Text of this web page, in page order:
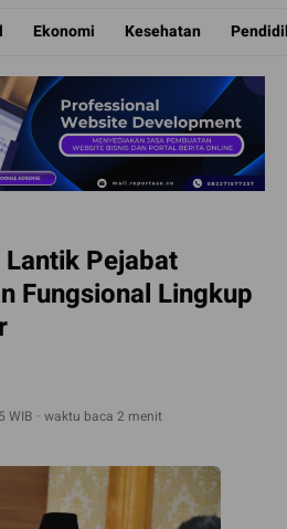
Fakta Di Balik Cerita
Ekonomi Kesehatan
Pejabat
Fungsional Lingkup
WIB
waktu baca 2 menit